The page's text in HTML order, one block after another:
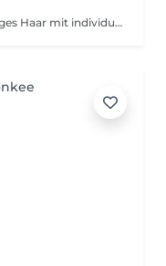
Calligraphy Cut für mittellanges bis langes Haar mit individueller Stufung, mehr Bewegung und einer besonders natürlichen Haarstruktur.